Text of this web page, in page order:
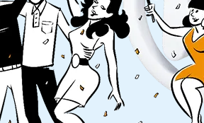
Medien
EN NL FR SV